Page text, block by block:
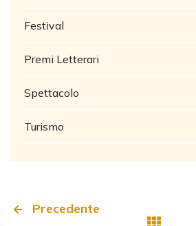
Festival
Premi Letterari
Spettacolo
Turismo
Precedente